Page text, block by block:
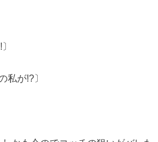
私が!?〕